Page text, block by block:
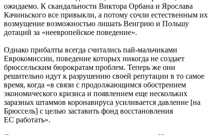
ожидаемо. К скандальности Виктора Орбана и Ярослава
Качиньского все привыкли, а потому сочли естественным их
возмущение возможностью лишать Венгрию и Польшу
дотаций за «неевропейское поведение».
Однако прибалты всегда считались пай-мальчиками
Еврокомиссии, поведение которых никогда не создает
брюссельским бюрократам проблем. Теперь же они
решительно идут к разрушению своей репутации в то самое
время, когда «в связи с продолжающимся обострением
экономического кризиса и появлением еще нескольких
заразных штаммов коронавируса усиливается давление [на
Брюссель] с целью заставить фонд восстановления
ЕС работать».